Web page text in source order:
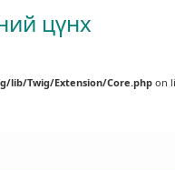
цүнх
lib/Twig/Extension/Core.php on